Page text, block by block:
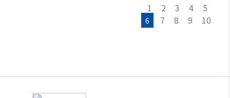
1 2 3 4 5
6 7 8 9 10